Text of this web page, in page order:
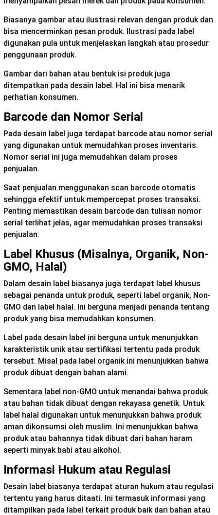
Biasanya gambar atau ilustrasi relevan dengan produk dan
bisa mencerminkan pesan produk. Ilustrasi pada label
digunakan pula untuk menjelaskan langkah atau prosedur
penggunaan produk.
Gambar dari bahan atau bentuk isi produk juga
ditempatkan pada desain label. Hal ini bisa menarik
perhatian konsumen.
Barcode dan Nomor Serial
Pada desain label juga terdapat barcode atau nomor serial
yang digunakan untuk memudahkan proses inventaris.
Nomor serial ini juga memudahkan dalam proses
penjualan.
Saat penjualan menggunakan scan barcode otomatis
sehingga efektif untuk mempercepat proses transaksi.
Penting memastikan desain barcode dan tulisan nomor
serial terlihat jelas, agar memudahkan proses transaksi
penjualan.
Label Khusus (Misalnya, Organik, Non-
GMO, Halal)
Dalam desain label biasanya juga terdapat label khusus
sebagai penanda untuk produk, seperti label organik, Non-
GMO dan label halal. Ini berguna menjadi penanda tentang
produk yang bisa memudahkan konsumen.
Label pada desain label ini berguna untuk menunjukkan
karakteristik unik atau sertifikasi tertentu pada produk
tersebut. Misal pada label organik ini menunjukkan bahwa
produk dibuat dengan bahan alami.
Sementara label non-GMO untuk menandai bahwa produk
atau bahan tidak dibuat dengan rekayasa genetik. Untuk
label halal digunakan untuk menunjukkan bahwa produk
aman dikonsumsi oleh muslim. Ini menunjukkan bahwa
produk atau bahannya tidak dibuat dari bahan haram
seperti minyak babi atau alkohol.
Informasi Hukum atau Regulasi
Desain label biasanya terdapat aturan hukum atau regulasi
tertentu yang harus ditaati. Ini termasuk informasi yang
ditampilkan pada label terkait produk baik dari bahan atau